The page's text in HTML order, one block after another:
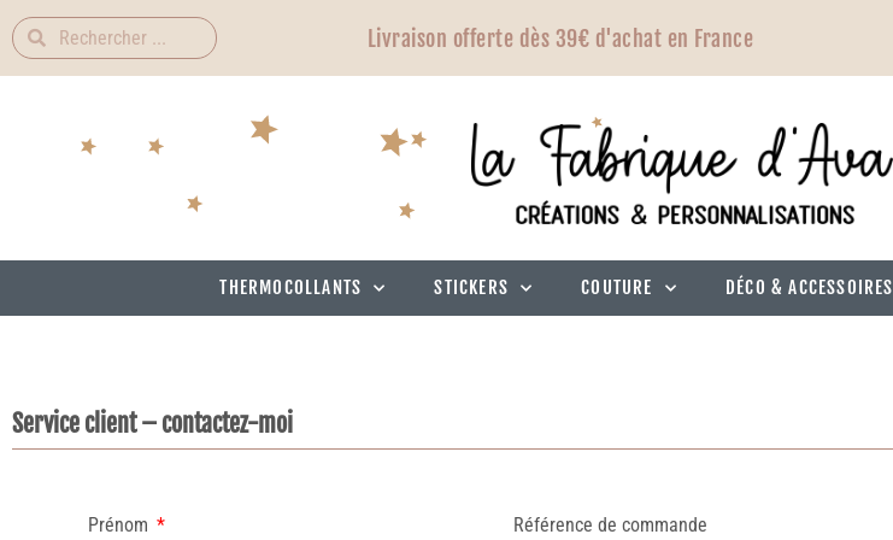
Livraison offerte dès 39€ d'achat en France
THERMOCOLLANTS STICKERS COUTURE DÉCO & ACCESSOIRES
Service client – contactez-moi
Prénom Référence de commande